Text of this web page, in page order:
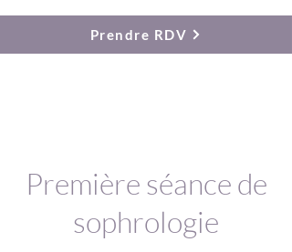
Prendre RDV
Première séance de
sophrologie